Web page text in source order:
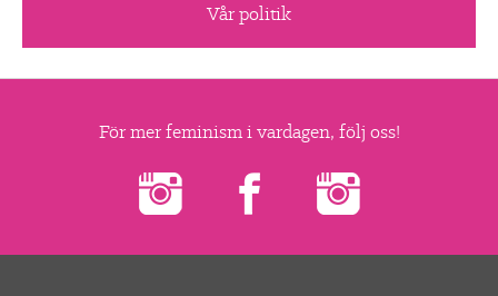
Vår politik
För mer feminism i vardagen, följ oss!